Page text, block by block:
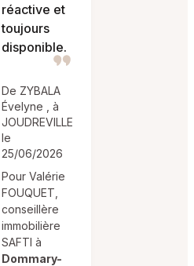
réactive et
toujours
disponible.
De ZYBALA
Évelyne , à
JOUDREVILLE
le
25/06/2026
Pour Valérie
FOUQUET,
conseillère
immobilière
SAFTI à
Dommary-